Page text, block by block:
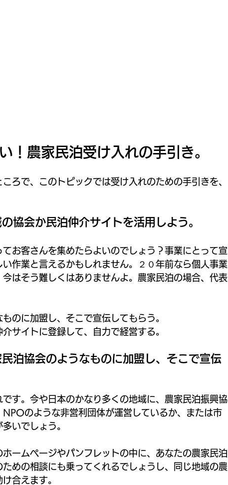
！農家民泊受け入れの手引き。
ろで、このトピックでは受け入れのための手引きを、
協会か民泊仲介サイトを活用しよう。
お客さんを集めたらよいのでしょう？事業にとって宣
作業と言えるかもしれません。２０年前なら個人事業
はそう難しくはありませんよ。農家民泊の場合、代表
のに加盟し、そこで宣伝してもらう。
サイトに登録して、自力で経営する。
泊協会のようなものに加盟し、そこで宣伝
す。今や日本のかなり多くの地域に、農家民泊振興協
のような非営利団体が運営しているか、または市
いでしょう。
ームページやパンフレットの中に、あなたの農家民泊
めの相談にも乗ってくれるでしょうし、同じ地域の農
合えます。